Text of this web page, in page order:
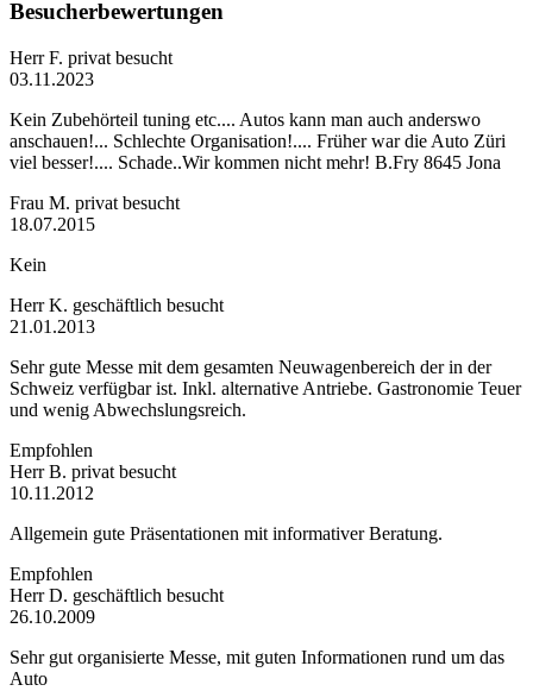
Besucherbewertungen
Herr F. privat besucht
03.11.2023
Kein Zubehörteil tuning etc.... Autos kann man auch anderswo
anschauen!... Schlechte Organisation!.... Früher war die Auto Züri
viel besser!.... Schade..Wir kommen nicht mehr! B.Fry 8645 Jona
Frau M. privat besucht
18.07.2015
Kein
Herr K. geschäftlich besucht
21.01.2013
Sehr gute Messe mit dem gesamten Neuwagenbereich der in der
Schweiz verfügbar ist. Inkl. alternative Antriebe. Gastronomie Teuer
und wenig Abwechslungsreich.
Empfohlen
Herr B. privat besucht
10.11.2012
Allgemein gute Präsentationen mit informativer Beratung.
Empfohlen
Herr D. geschäftlich besucht
26.10.2009
Sehr gut organisierte Messe, mit guten Informationen rund um das
Auto